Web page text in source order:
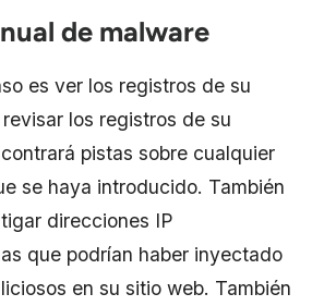
de malware
es ver los registros de su
los registros de su
pistas sobre cualquier
se haya introducido. También
direcciones IP
que podrían haber inyectado
en su sitio web. También